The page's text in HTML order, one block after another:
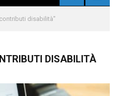
disabilità"
DISABILITÀ